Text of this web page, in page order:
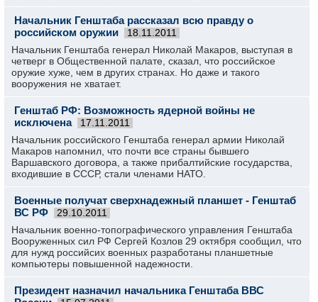
Начальник Генштаба рассказал всю правду о
российском оружии
18.11.2011
Начальник Генштаба генерал Николай Макаров, выступая в
четверг в Общественной палате, сказал, что российское
оружие хуже, чем в других странах. Но даже и такого
вооружения не хватает.
Генштаб РФ: Возможность ядерной войны не
исключена
17.11.2011
Начальник российского Генштаба генерал армии Николай
Макаров напомнил, что почти все страны бывшего
Варшавского договора, а также прибалтийские государства,
входившие в СССР, стали членами НАТО.
Военные получат сверхнадежный планшет - Генштаб
ВС РФ
29.10.2011
Начальник военно-топографического управления Генштаба
Вооруженных сил РФ Сергей Козлов 29 октября сообщил, что
для нужд российсих военных разработаны планшетные
компьютеры повышенной надежности.
Президент назначил начальника Генштаба ВВС